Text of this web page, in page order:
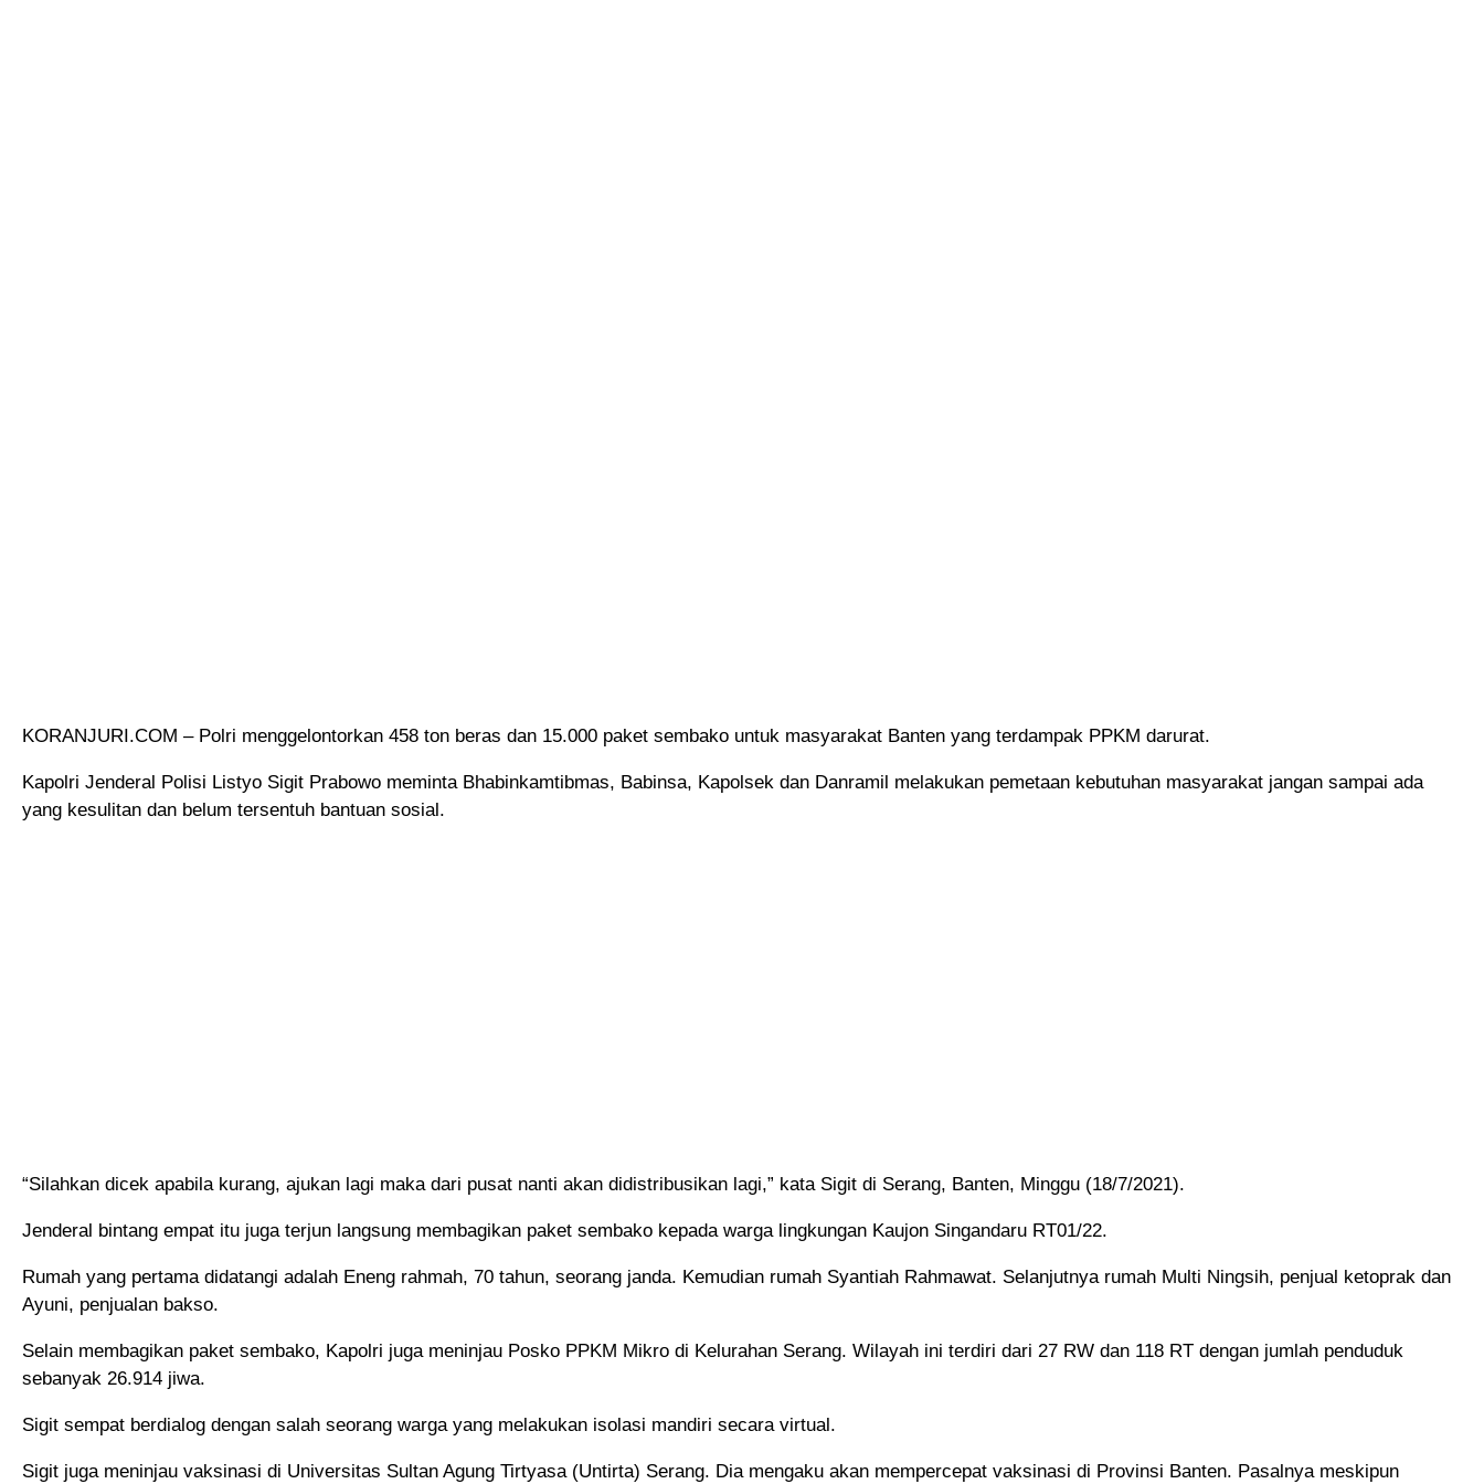
KORANJURI.COM – Polri menggelontorkan 458 ton beras dan 15.000 paket sembako untuk masyarakat Banten yang terdampak PPKM darurat.
Kapolri Jenderal Polisi Listyo Sigit Prabowo meminta Bhabinkamtibmas, Babinsa, Kapolsek dan Danramil melakukan pemetaan kebutuhan masyarakat jangan sampai ada
yang kesulitan dan belum tersentuh bantuan sosial.
“Silahkan dicek apabila kurang, ajukan lagi maka dari pusat nanti akan didistribusikan lagi,” kata Sigit di Serang, Banten, Minggu (18/7/2021).
Jenderal bintang empat itu juga terjun langsung membagikan paket sembako kepada warga lingkungan Kaujon Singandaru RT01/22.
Rumah yang pertama didatangi adalah Eneng rahmah, 70 tahun, seorang janda. Kemudian rumah Syantiah Rahmawat. Selanjutnya rumah Multi Ningsih, penjual ketoprak dan
Ayuni, penjualan bakso.
Selain membagikan paket sembako, Kapolri juga meninjau Posko PPKM Mikro di Kelurahan Serang. Wilayah ini terdiri dari 27 RW dan 118 RT dengan jumlah penduduk
sebanyak 26.914 jiwa.
Sigit sempat berdialog dengan salah seorang warga yang melakukan isolasi mandiri secara virtual.
Sigit juga meninjau vaksinasi di Universitas Sultan Agung Tirtyasa (Untirta) Serang. Dia mengaku akan mempercepat vaksinasi di Provinsi Banten. Pasalnya meskipun